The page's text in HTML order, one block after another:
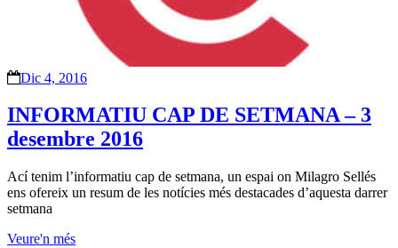
Dic 4, 2016
INFORMATIU CAP DE SETMANA – 3
desembre 2016
Ací tenim l’informatiu cap de setmana, un espai on Milagro Sellés
ens ofereix un resum de les notícies més destacades d’aquesta darrer
setmana
Veure'n més